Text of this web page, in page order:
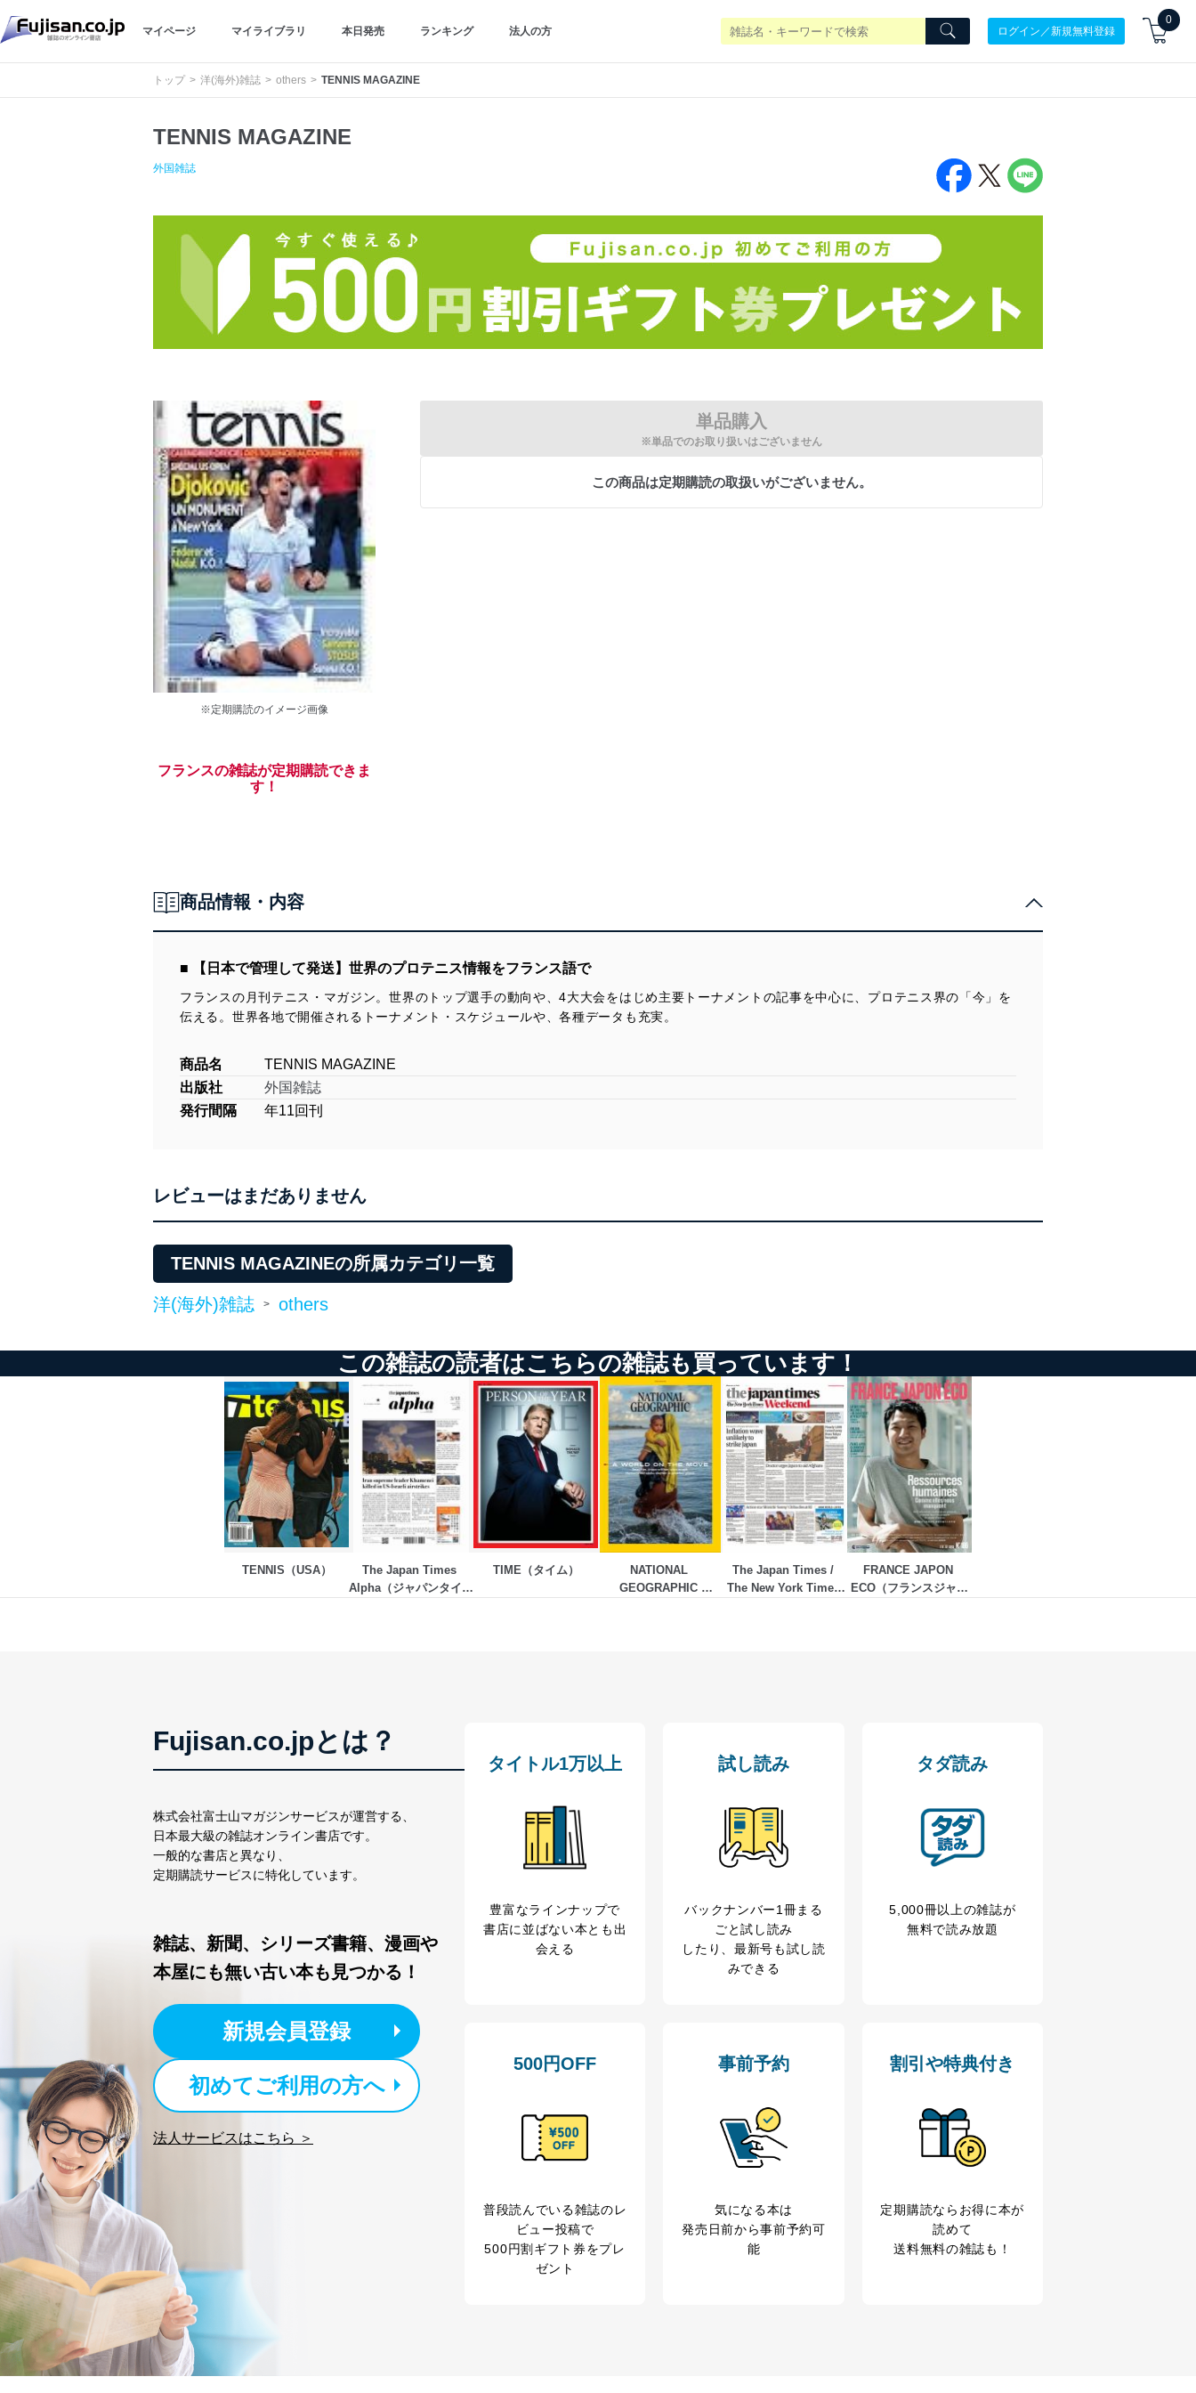
マイページ マイライブラリ 本日発売 ランキング 法人の方 ログイン／新規無料登録
0
トップ 洋(海外)雑誌 others TENNIS MAGAZINE
TENNIS MAGAZINE
外国雑誌
※定期購読のイメージ画像
フランスの雑誌が定期購読できま
す！
単品購入
※単品でのお取り扱いはございません
この商品は定期購読の取扱いがございません。
商品情報・内容
■ 【日本で管理して発送】世界のプロテニス情報をフランス語で
フランスの月刊テニス・マガジン。世界のトップ選手の動向や、4大大会をはじめ主要トーナメントの記事を中心に、プロテニス界の「今」を
伝える。世界各地で開催されるトーナメント・スケジュールや、各種データも充実。
商品名
TENNIS MAGAZINE
出版社
外国雑誌
発行間隔
年11回刊
レビューはまだありません
TENNIS MAGAZINEの所属カテゴリ一覧
洋(海外)雑誌 > others
この雑誌の読者はこちらの雑誌も買っています！
TENNIS（USA）
The Japan Times
Alpha（ジャパンタイム
TIME（タイム）
NATIONAL
GEOGRAPHIC
The Japan Times /
The New York Times
FRANCE JAPON
ECO（フランスジャポ
Fujisan.co.jpとは？
株式会社富士山マガジンサービスが運営する、
日本最大級の雑誌オンライン書店です。
一般的な書店と異なり、
定期購読サービスに特化しています。
雑誌、新聞、シリーズ書籍、漫画や
本屋にも無い古い本も見つかる！
新規会員登録
初めてご利用の方へ
法人サービスはこちら ＞
タイトル1万以上
豊富なラインナップで
書店に並ばない本とも出
会える
試し読み
バックナンバー1冊まる
ごと試し読み
したり、最新号も試し読
みできる
タダ読み
5,000冊以上の雑誌が
無料で読み放題
500円OFF
普段読んでいる雑誌のレ
ビュー投稿で
500円割ギフト券をプレ
ゼント
事前予約
気になる本は
発売日前から事前予約可
能
割引や特典付き
定期購読なら お得に本が
読めて
送料無料の雑誌も！